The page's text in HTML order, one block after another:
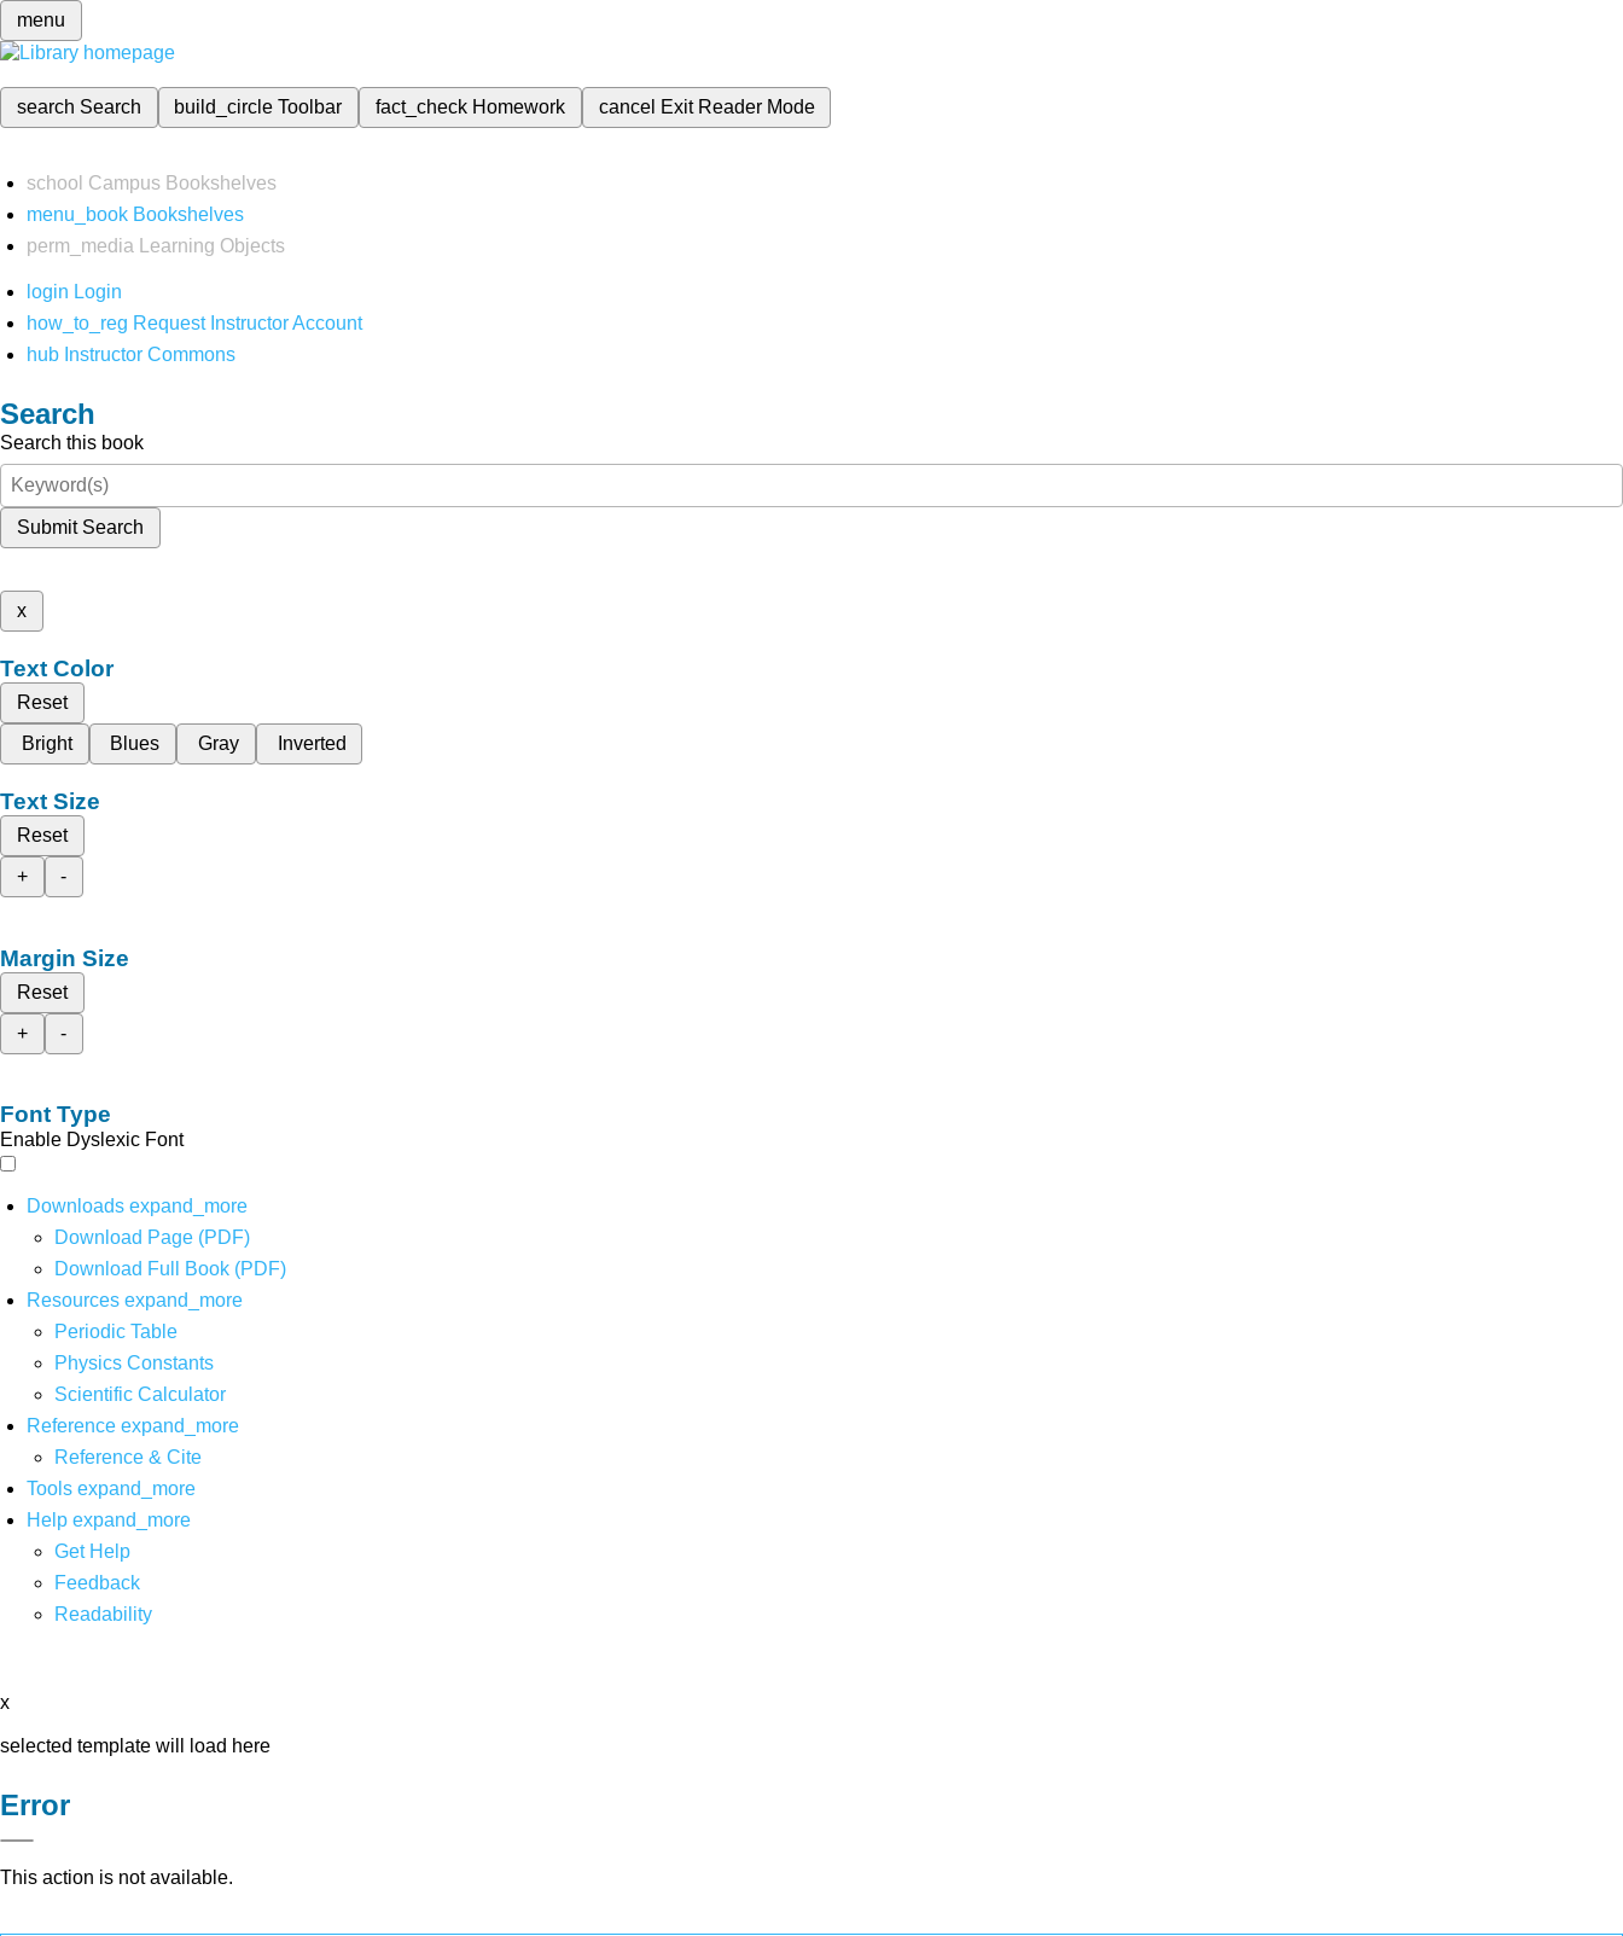
menu
search Search build_circleToolbar fact_check Homework cancel Exit Reader Mode
school Campus Bookshelves
menu_book Bookshelves
perm_media
Learning Objects
login Login
how_to_reg Request Instructor Account
hub Instructor Commons
Search
Search this book
Submit Search
x
Text Color
Reset
Bright
Blues Gray Inverted
Text Size
Reset
+
-
Margin Size
Reset
+
-
Font Type
Enable Dyslexic Font
Downloads expand_more
Download Page (PDF)
Download Full Book (PDF)
Resources expand_more
Periodic Table
Physics Constants
Scientific Calculator
Reference expand_more
Reference & Cite
Tools expand_more
Help expand_more
Get Help
Feedback
Readability
x
selected template will load here
Error
This action is not available.